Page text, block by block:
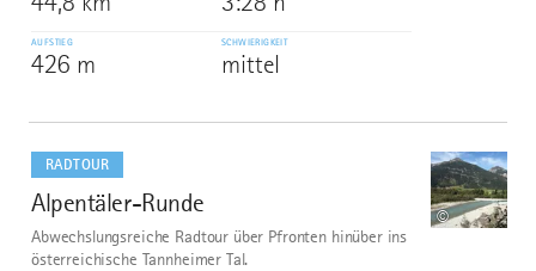
AUFSTIEG
426 m
SCHWIERIGKEIT
mittel
RADTOUR
9
Alpentäler-Runde
©
Abwechslungsreiche Radtour über Pfronten hinüber ins
österreichische Tannheimer Tal.
dazu